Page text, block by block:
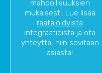
mahdollisuuksien
mukaisesti. Lue lisää
räätälöidyistä
integraatioista ja ota
yhteyttä, niin sovitaan
asiasta!